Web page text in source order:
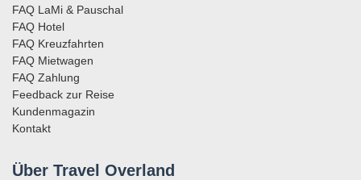
FAQ LaMi & Pauschal
FAQ Hotel
FAQ Kreuzfahrten
FAQ Mietwagen
FAQ Zahlung
Feedback zur Reise
Kundenmagazin
Kontakt
Über Travel Overland